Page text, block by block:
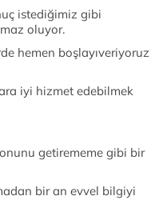
istediğimiz gibi
oluyor.
hemen boşlayıveriyoruz
iyi hizmet edebilmek
getirememe gibi bir
bir an evvel bilgiyi